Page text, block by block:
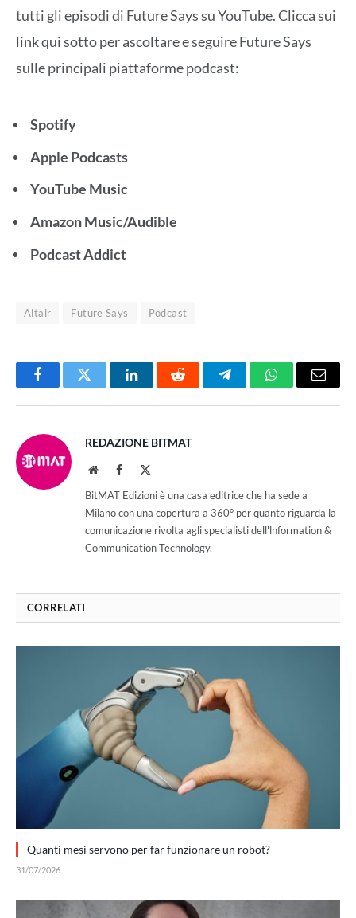
tutti gli episodi di Future Says su YouTube. Clicca sui
link qui sotto per ascoltare e seguire Future Says
sulle principali piattaforme podcast:
Spotify
Apple Podcasts
YouTube Music
Amazon Music/Audible
Podcast Addict
Altair Future Says Podcast
FacebookTwitter LinkedInReddit TelegramWhatsAppEmail
REDAZIONE BITMAT
WebsiteFacebook
BitMAT Edizioni è una casa editrice che ha sede a
Milano con una copertura a 360° per quanto riguarda la
comunicazione rivolta agli specialisti dell'lnformation &
Communication Technology.
CORRELATI
Quanti mesi servono per far funzionare un robot?
31/07/2026